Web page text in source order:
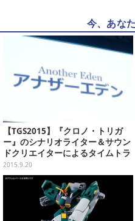
今、あな
【TGS2015】『クロノ・トリガ
ー』のシナリオライター＆サウン
ドクリエイターによるタイムトラ
ベル冒険RPG『アナザーエデン』
発表
2015.9.20